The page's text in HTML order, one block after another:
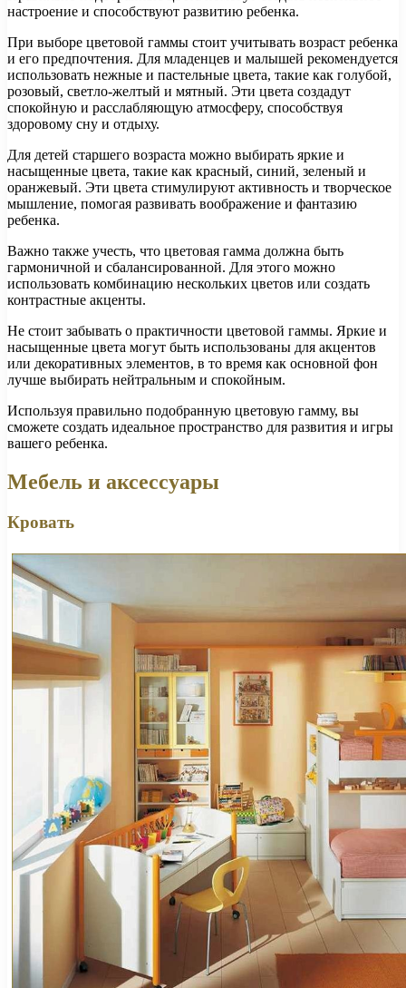
настроение и способствуют развитию ребенка.
При выборе цветовой гаммы стоит учитывать возраст ребенка
и его предпочтения. Для младенцев и малышей рекомендуется
использовать нежные и пастельные цвета, такие как голубой,
розовый, светло-желтый и мятный. Эти цвета создадут
спокойную и расслабляющую атмосферу, способствуя
здоровому сну и отдыху.
Для детей старшего возраста можно выбирать яркие и
насыщенные цвета, такие как красный, синий, зеленый и
оранжевый. Эти цвета стимулируют активность и творческое
мышление, помогая развивать воображение и фантазию
ребенка.
Важно также учесть, что цветовая гамма должна быть
гармоничной и сбалансированной. Для этого можно
использовать комбинацию нескольких цветов или создать
контрастные акценты.
Не стоит забывать о практичности цветовой гаммы. Яркие и
насыщенные цвета могут быть использованы для акцентов
или декоративных элементов, в то время как основной фон
лучше выбирать нейтральным и спокойным.
Используя правильно подобранную цветовую гамму, вы
сможете создать идеальное пространство для развития и игры
вашего ребенка.
Мебель и аксессуары
Кровать